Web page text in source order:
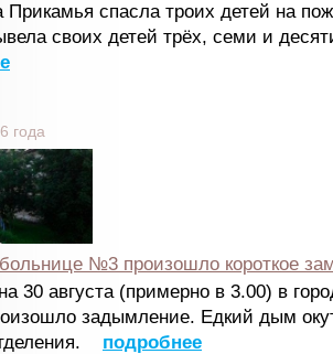
спасла троих детей на
своих детей трёх, семи и
года
№3 произошло короткое
30 августа (примерно в 3.00) в
задымление. Едкий дым
подробнее